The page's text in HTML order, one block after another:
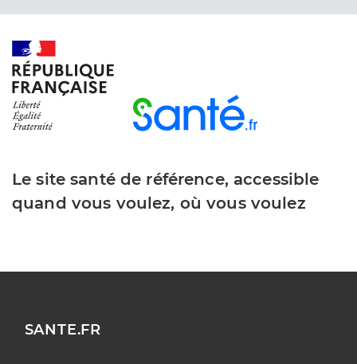
Le site santé de référence, accessible
quand vous voulez, où vous voulez
SANTE.FR